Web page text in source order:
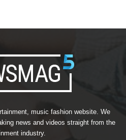
music fashion website. We
news and videos straight from the
industry.